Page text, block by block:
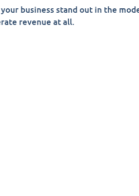
business stand out in the
revenue at all.